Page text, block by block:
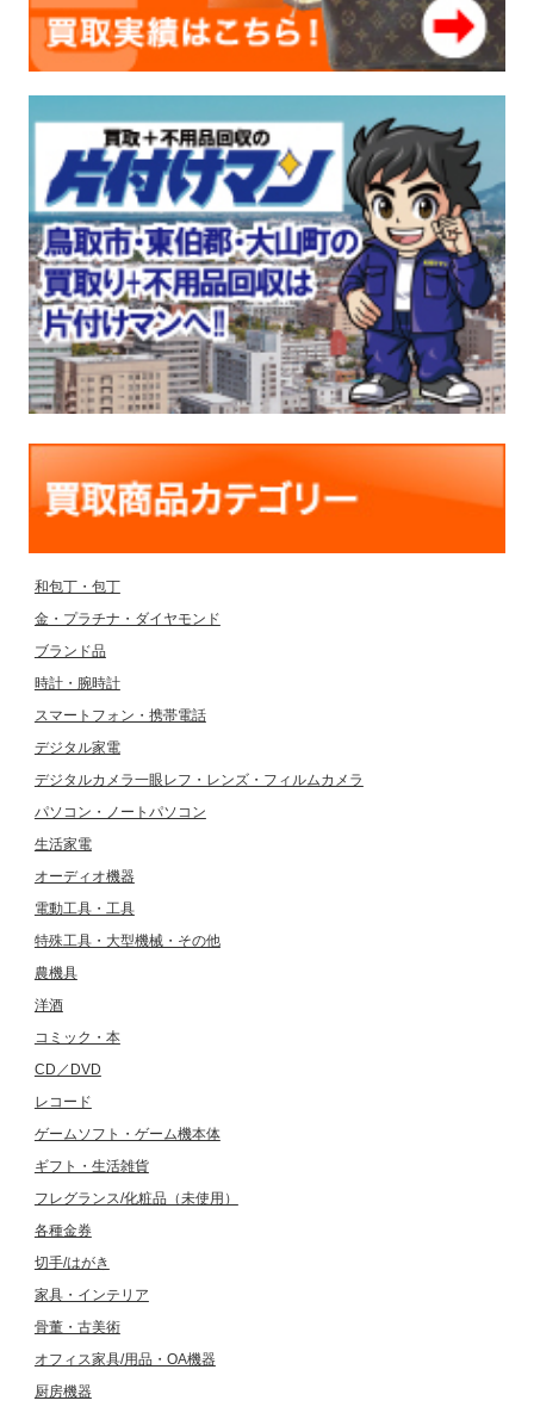
和包丁・包丁
金・プラチナ・ダイヤモンド
ブランド品
時計・腕時計
スマートフォン・携帯電話
デジタル家電
デジタルカメラ一眼レフ・レンズ・フィルムカメラ
パソコン・ノートパソコン
生活家電
オーディオ機器
電動工具・工具
特殊工具・大型機械・その他
農機具
洋酒
コミック・本
CD／DVD
レコード
ゲームソフト・ゲーム機本体
ギフト・生活雑貨
フレグランス/化粧品（未使用）
各種金券
切手/はがき
家具・インテリア
骨董・古美術
オフィス家具/用品・OA機器
厨房機器